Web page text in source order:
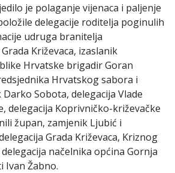
je polaganje vijenaca i paljenje
delegacije roditelja poginulih
udruga branitelja
Križevaca, izaslanik
Hrvatske brigadir Goran
Hrvatskog sabora i
Sobota, delegacija Vlade
delegacija Koprivničko-križevačke
župan, zamjenik Ljubić i
Grada Križevaca, Kriznog
načelnika općina Gornja
Ivan Žabno.